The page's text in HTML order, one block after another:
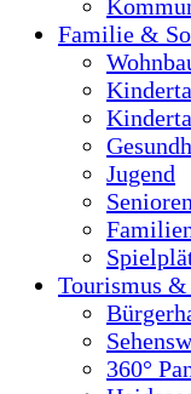
Familie &
Jugend
Senioren
Tourismus
360°